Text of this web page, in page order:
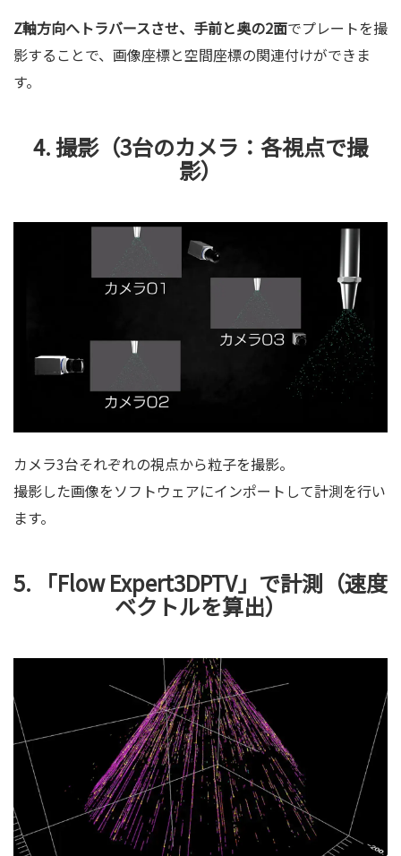
Z軸方向へトラバースさせ、 手前と奥の2面でプレートを撮
影することで、画像座標と空間座標の関連付けができま
す。
4. 撮影（3台のカメラ：各視点で撮
影）
カメラ3台それぞれの視点から粒子を撮影。
撮影した画像をソフトウェアにインポートして計測を行い
ます。
5. 「Flow Expert3DPTV」で計測（速度
ベクトルを算出）